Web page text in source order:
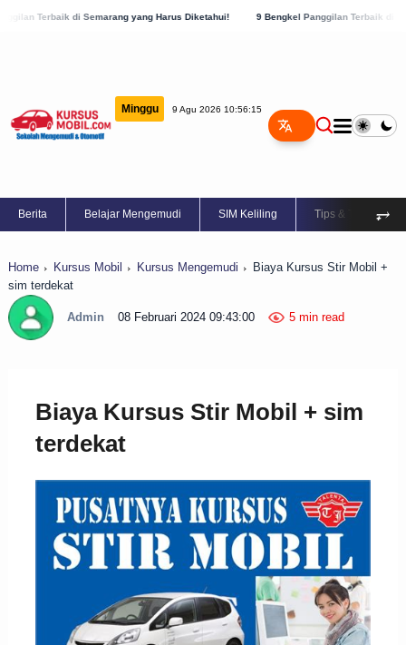
yang Harus Diketahui! 9 Bengkel Panggilan Terbaik di Kabupaten Semarang,
Minggu 9 Agu 2026 10:56:15
Berita Belajar Mengemudi SIM Keliling Tips & Trik ⥅
Home Kursus Mobil Kursus Mengemudi
Biaya Kursus Stir Mobil +
sim terdekat
Admin 08 Februari 2024 09:43:00 5 min read
Biaya Kursus Stir Mobil + sim
terdekat